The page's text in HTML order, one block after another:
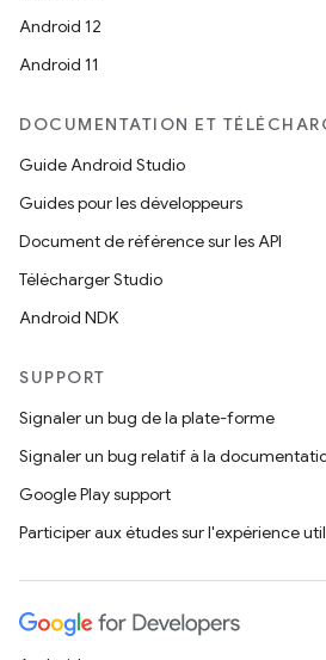
Android 12
Android 11
DOCUMENTATION ET
Guide Android Studio
Guides pour les développeurs
Document de référence sur les API
Télécharger Studio
Android NDK
SUPPORT
Signaler un bug de la plate-forme
Signaler un bug relatif à la
Google Play support
Participer aux études sur l'expérience